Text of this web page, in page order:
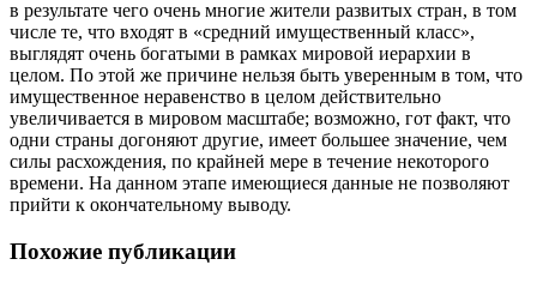
в результате чего очень многие жители развитых стран, в том
числе те, что входят в «средний имущественный класс»,
выглядят очень богатыми в рамках мировой иерархии в
целом. По этой же причине нельзя быть уверенным в том, что
имущественное неравенство в целом действительно
увеличивается в мировом масштабе; возможно, гот факт, что
одни страны догоняют другие, имеет большее значение, чем
силы расхождения, по крайней мере в течение некоторого
времени. На данном этапе имеющиеся данные не позволяют
прийти к окончательному выводу.
Похожие публикации